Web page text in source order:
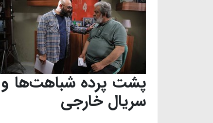
پشت پرده شباهت‌ها و
سریال خارجی